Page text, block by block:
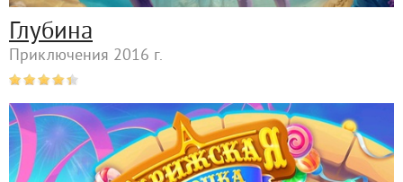
Глубина
Приключения 2016 г.